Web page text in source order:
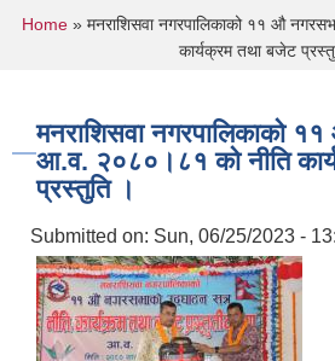
You are here
Home » मनराशिसवा नगरपालिकाको ११ औ
कार्यक्रम तथा बजेट
मनराशिसवा नगरपालिकाको
आ.व. २०८०।८१ को नीति
प्रस्तुति ।
Submitted on: Sun, 06/25/2023 -